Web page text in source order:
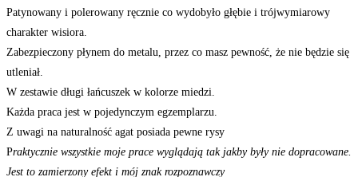
Patynowany i polerowany ręcznie co wydobyło głębie i trójwymiarowy
charakter wisiora.
Zabezpieczony płynem do metalu, przez co masz pewność, że nie będzie się
utleniał.
W zestawie długi łańcuszek w kolorze miedzi.
Każda praca jest w pojedynczym egzemplarzu.
Z uwagi na naturalność agat posiada pewne rysy
Praktycznie wszystkie moje prace wyglądają tak jakby były nie dopracowane.
Jest to zamierzony efekt i mój znak rozpoznawczy